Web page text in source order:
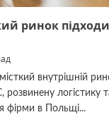
ринок
внутрішній
логістику
фірми в Польщі...